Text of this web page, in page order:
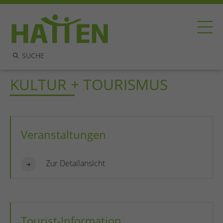
KULTUR + TOURISMUS
Veranstaltungen
Zur Detailansicht